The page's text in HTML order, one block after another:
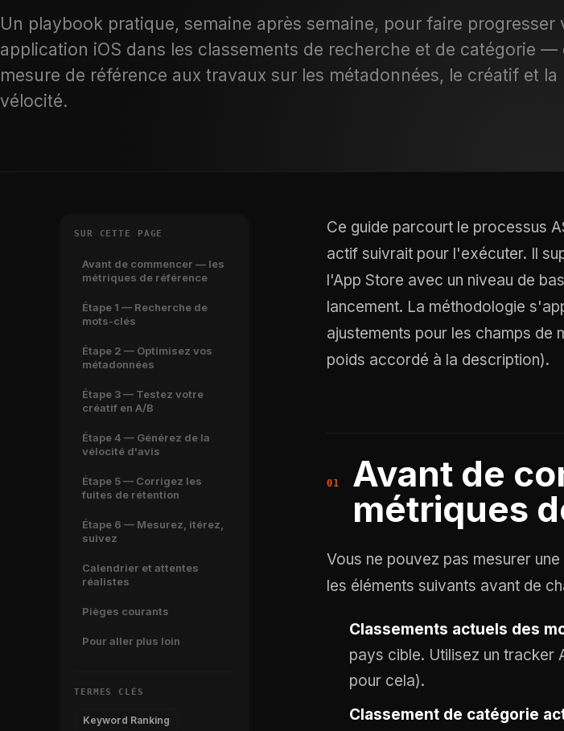
Un playbook pratique, semaine après semaine, pour faire progresser
application iOS dans les classements de recherche et de catégorie —
mesure de référence aux travaux sur les métadonnées, le créatif et la
vélocité.
SUR CETTE PAGE
Avant de commencer — les
métriques de référence
Étape 1 — Recherche de
mots-clés
Étape 2 — Optimisez vos
métadonnées
Étape 3 — Testez votre
créatif en A/B
Étape 4 — Générez de la
vélocité d'avis
Étape 5 — Corrigez les
fuites de rétention
Étape 6 — Mesurez, itérez,
suivez
Calendrier et attentes
réalistes
Pièges courants
Pour aller plus loin
TERMES CLÉS
Keyword Ranking
Ce guide parcourt le processus
actif suivrait pour l'exécuter. Il
l'App Store avec un niveau de
lancement. La méthodologie
ajustements pour les champs de
poids accordé à la description).
Avant de
métriques
Vous ne pouvez pas mesurer
les éléments suivants avant de
Classements actuels des
pays cible. Utilisez un tracker
pour cela).
Classement de catégorie